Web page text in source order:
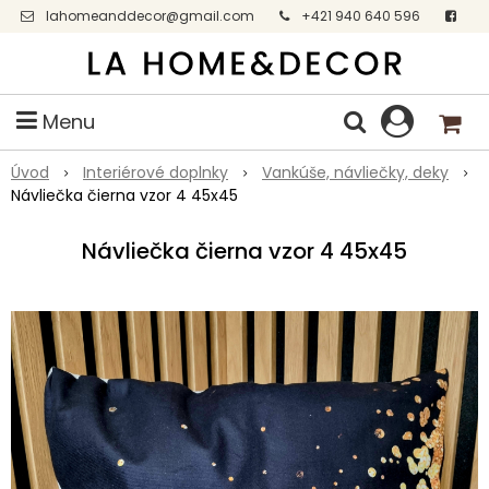
lahomeanddecor@gmail.com
+421 940 640 596
Facebook
Menu
Úvod Interiérové doplnky
Vankúše, návliečky, deky
Návliečka čierna vzor 4 45x45
Návliečka čierna vzor 4 45x45